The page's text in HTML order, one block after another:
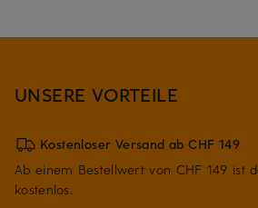
UNSERE VORTEILE
Kostenloser Versand ab CHF 149
Ab einem Bestellwert von CHF 149 ist
kostenlos.